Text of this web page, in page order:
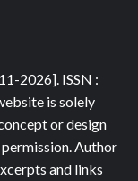
2026]. ISSN :
is solely
or design
Author
and links